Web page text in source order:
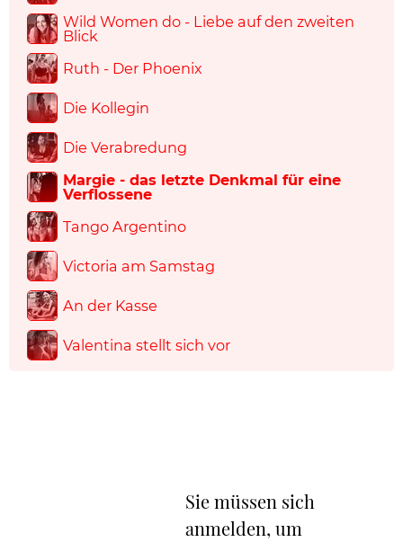
Wild Women do - Liebe auf den zweiten
Blick
Ruth - Der Phoenix
Die Kollegin
Die Verabredung
Margie - das letzte Denkmal für eine
Verflossene
Tango Argentino
Victoria am Samstag
An der Kasse
Valentina stellt sich vor
Sie müssen sich
anmelden, um